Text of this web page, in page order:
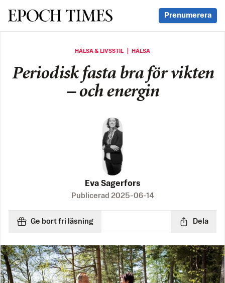
Svenska Epoch Times Prenumerera
HÄLSA & LIVSSTIL ｜ HÄLSA
Periodisk fasta bra för vikten
– och energin
Eva Sagerfors
Publicerad 2025-06-14
Ge bort fri läsning Dela